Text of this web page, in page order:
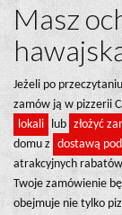
Masz
Jeżeli po
zamów ją w pizzerii
lokali
lub złożyć
domu z dostawą
atrakcyjnych
Twoje zamówienie
obejmuje nie tylko